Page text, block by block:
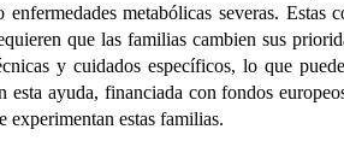
enfermedades metabólicas severas. Estas
que las familias cambien sus
y cuidados específicos, lo que
esta ayuda, financiada con fondos
experimentan estas familias.